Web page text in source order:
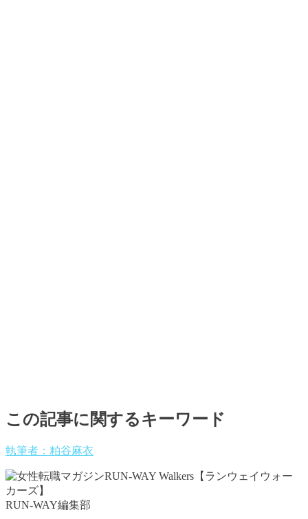
この記事に関するキーワード
執筆者：粕谷麻衣
RUN-WAY編集部